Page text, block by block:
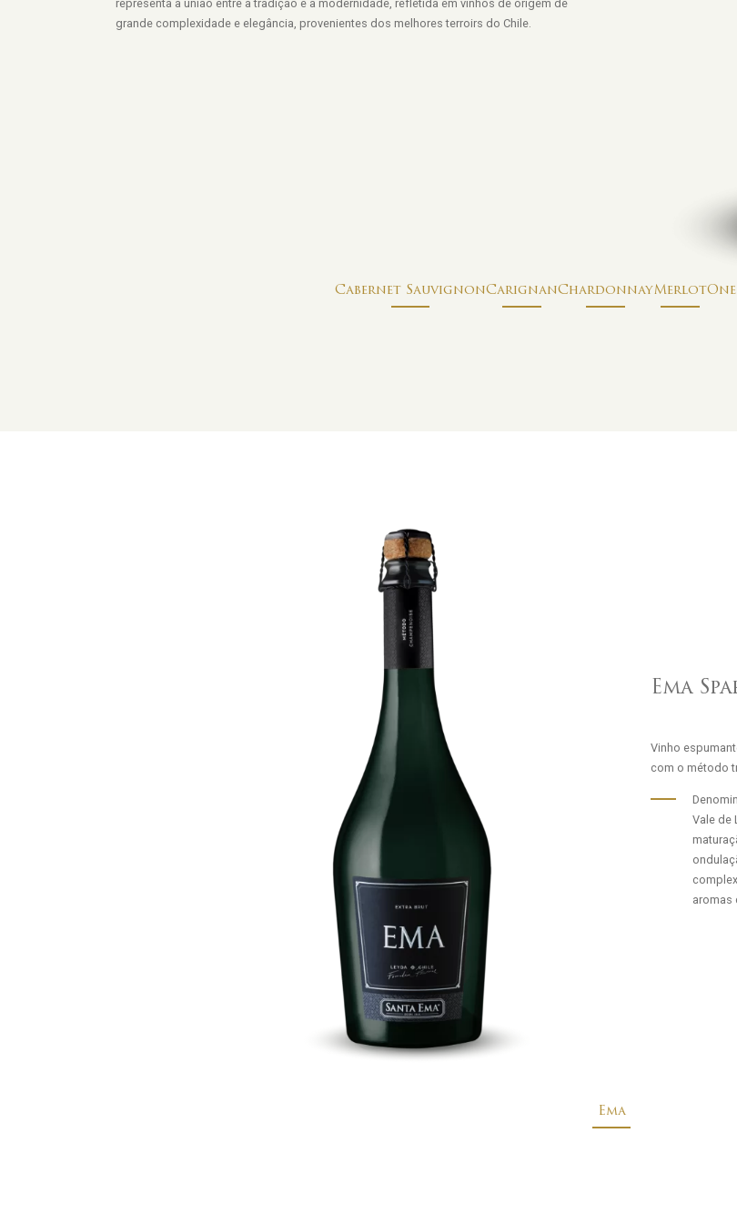
representa a união entre a tradição e a modernidade, refletida em vinhos de origem de
grande complexidade e elegância, provenientes dos melhores terroirs do Chile.
Cabernet SauvignonCarignanChardonnayMerlot
Ema
Vinho
com o método
Vale de
aromas
Ema